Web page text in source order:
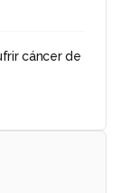
cáncer de